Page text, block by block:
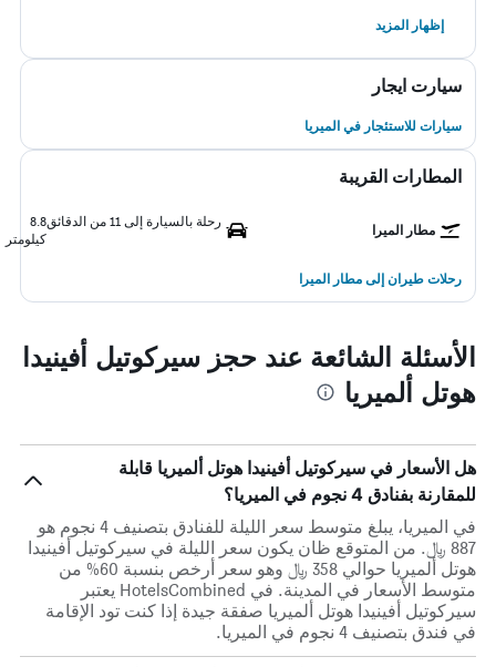
إظهار المزيد
سيارت ايجار
سيارات للاستئجار في الميريا
المطارات القريبة
مطار الميرا
رحلة بالسيارة إلى 11 من الدقائق
8.8
كيلومتر
رحلات طيران إلى مطار الميرا
الأسئلة الشائعة عند حجز سيركوتيل أفينيدا
هوتل ألميريا
هل الأسعار في سيركوتيل أفينيدا هوتل ألميريا قابلة
للمقارنة بفنادق 4 نجوم في الميريا؟
في الميريا، يبلغ متوسط ​​سعر الليلة للفنادق بتصنيف 4 نجوم هو
887 ﷼. من المتوقع ظان يكون سعر الليلة في سيركوتيل أفينيدا
هوتل ألميريا حوالي 358 ﷼ وهو سعر أرخص بنسبة 60% من
متوسط الأسعار في المدينة. في HotelsCombined يعتبر
سيركوتيل أفينيدا هوتل ألميريا صفقة جيدة إذا كنت تود الإقامة
في فندق بتصنيف 4 نجوم في الميريا.